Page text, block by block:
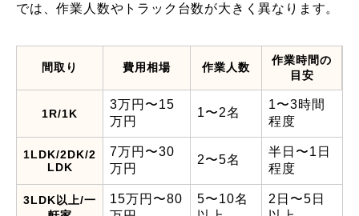
では、作業人数やトラック台数が大きく異なります。
間取り 費用相場 作業人数
作業時間の
目安
1R/1K
3万円〜15
万円
1〜2名
1〜3時間
程度
1LDK/2DK/2
LDK
7万円〜30
万円
2〜5名
半日〜1日
程度
3LDK以上/一
15万円〜80
5〜10名
2日〜5日